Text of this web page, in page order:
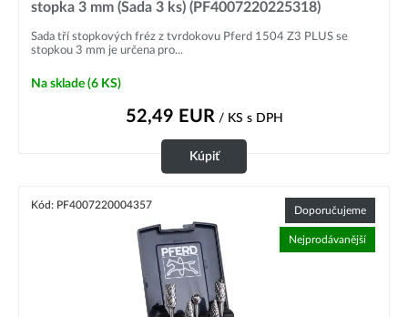
stopka 3 mm (Sada 3 ks) (PF4007220225318)
Sada tří stopkových fréz z tvrdokovu Pferd 1504 Z3 PLUS se
stopkou 3 mm je určena pro...
Na sklade (6 KS)
52,49 EUR / KS s DPH
Kúpiť
Kód: PF4007220004357 Doporučujeme
Nejprodávanější